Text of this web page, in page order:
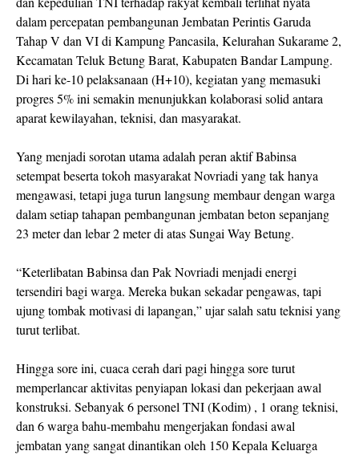
dalam percepatan pembangunan Jembatan Perintis Garuda
Tahap V dan VI di Kampung Pancasila, Kelurahan Sukarame 2,
Kecamatan Teluk Betung Barat, Kabupaten Bandar Lampung.
Di hari ke-10 pelaksanaan (H+10), kegiatan yang memasuki
progres 5% ini semakin menunjukkan kolaborasi solid antara
aparat kewilayahan, teknisi, dan masyarakat.
Yang menjadi sorotan utama adalah peran aktif Babinsa
setempat beserta tokoh masyarakat Novriadi yang tak hanya
mengawasi, tetapi juga turun langsung membaur dengan warga
dalam setiap tahapan pembangunan jembatan beton sepanjang
23 meter dan lebar 2 meter di atas Sungai Way Betung.
“Keterlibatan Babinsa dan Pak Novriadi menjadi energi
tersendiri bagi warga. Mereka bukan sekadar pengawas, tapi
ujung tombak motivasi di lapangan,” ujar salah satu teknisi yang
turut terlibat.
Hingga sore ini, cuaca cerah dari pagi hingga sore turut
memperlancar aktivitas penyiapan lokasi dan pekerjaan awal
konstruksi. Sebanyak 6 personel TNI (Kodim) , 1 orang teknisi,
dan 6 warga bahu-membahu mengerjakan fondasi awal
jembatan yang sangat dinantikan oleh 150 Kepala Keluarga